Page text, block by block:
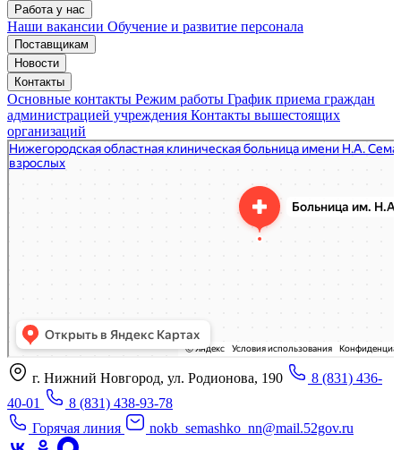
Работа у нас
Наши вакансии Обучение и развитие персонала
Поставщикам
Новости
Контакты
Основные контакты Режим работы График приема граждан
администрацией учреждения Контакты вышестоящих
организаций
«Нижегородская областная клиническая больница имени Н.А. Семашко»
Отделение больницы, госпиталя в Нижнем Новгороде
Больница для взрослых в Нижнем Новгороде
г. Нижний Новгород, ул. Родионова, 190
8 (831) 436-
40-01
8 (831) 438-93-78
Горячая линия
nokb_semashko_nn@mail.52gov.ru